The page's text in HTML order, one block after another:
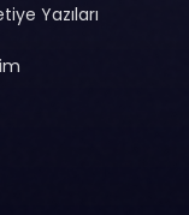
Yazıları